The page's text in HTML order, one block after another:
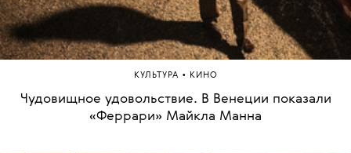
КУЛЬТУРА • КИНО
Чудовищное удовольствие. В Венеции показали
«Феррари» Майкла Манна